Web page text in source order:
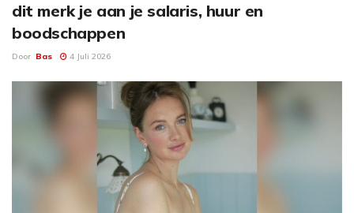
dit merk je aan je salaris, huur en
boodschappen
Door Bas 4 Juli 2026